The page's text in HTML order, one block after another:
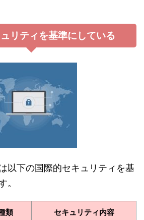
リティを基準にしている
以下の国際的セキュリティを基
。
類 セキュリティ内容